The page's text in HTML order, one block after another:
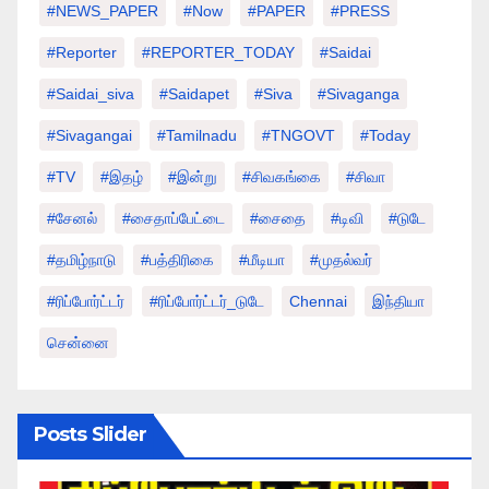
#NEWS_PAPER #Now #PAPER #PRESS
#Reporter #REPORTER_TODAY #saidai
#saidai_siva #saidapet #Siva #Sivaganga
#sivagangai #tamilnadu #TNGOVT #today
#TV #இதழ் #இன்று #சிவகங்கை #சிவா
#சேனல் #சைதாப்பேட்டை #சைதை #டிவி #டுடே
#தமிழ்நாடு #பத்திரிகை #மீடியா #முதல்வர்
#ரிப்போர்ட்டர் #ரிப்போர்ட்டர்_டுடே Chennai இந்தியா
சென்னை
Posts Slider